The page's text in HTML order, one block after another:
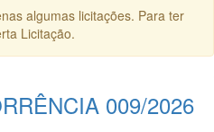
algumas licitações. Para ter
Licitação.
009/2026